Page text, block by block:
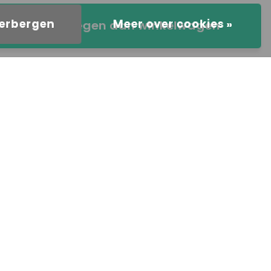
Toevoegen aan winkelwagen
Meer over cookies »